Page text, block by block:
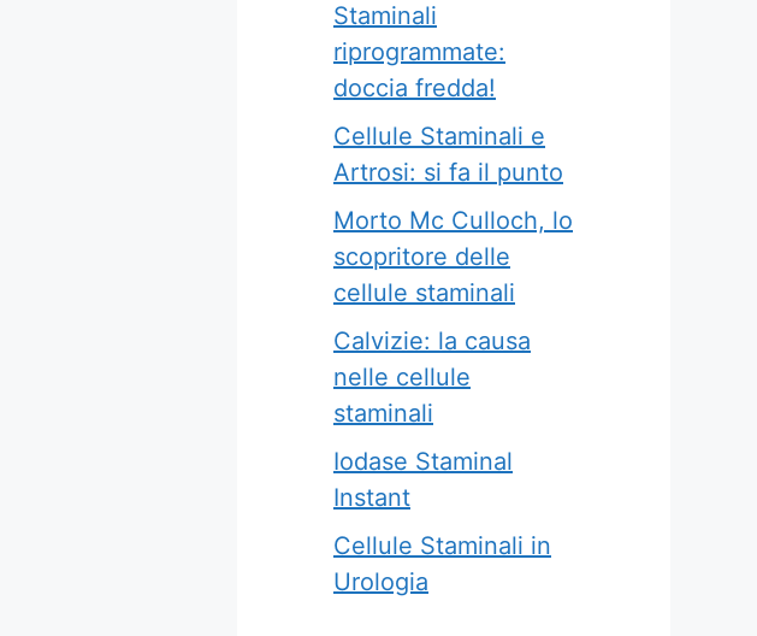
Staminali
riprogrammate:
doccia fredda!
Cellule Staminali e
Artrosi: si fa il punto
Morto Mc Culloch, lo
scopritore delle
cellule staminali
Calvizie: la causa
nelle cellule
staminali
Iodase Staminal
Instant
Cellule Staminali in
Urologia